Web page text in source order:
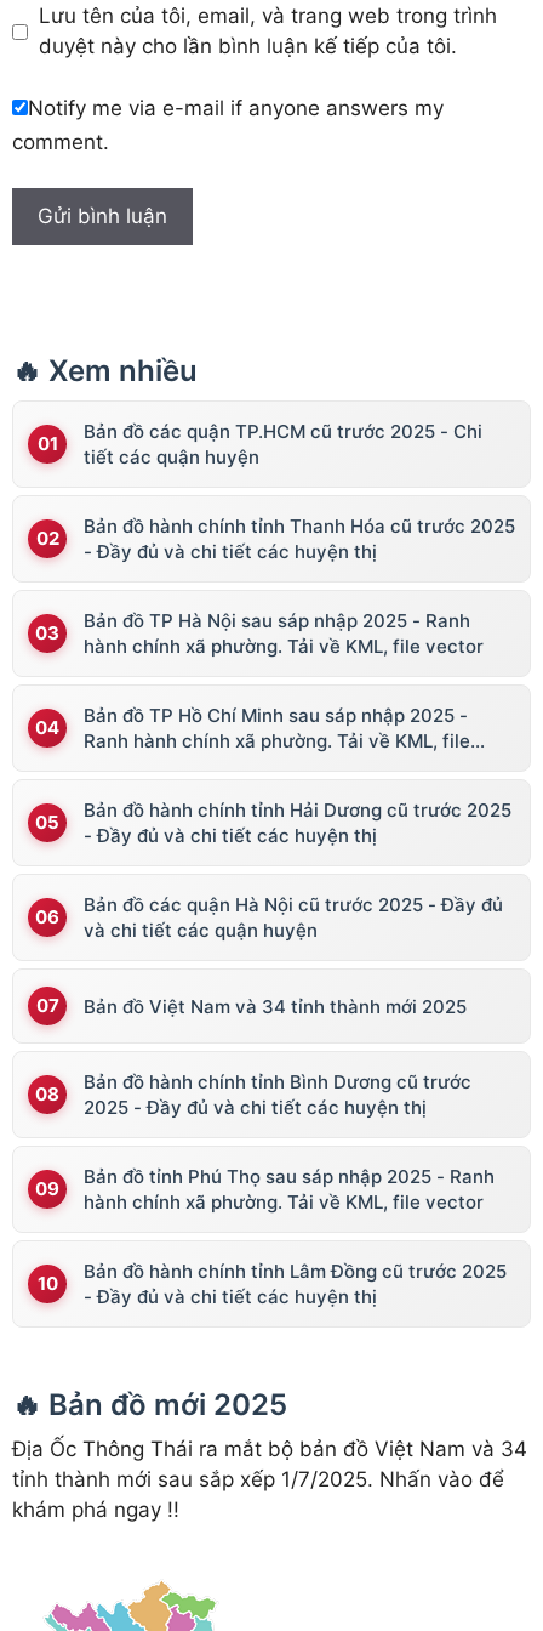
Lưu tên của tôi, email, và trang web trong trình
duyệt này cho lần bình luận kế tiếp của tôi.
Notify me via e-mail if anyone answers my
comment.
🔥 Xem nhiều
Bản đồ các quận TP.HCM cũ trước 2025 - Chi
tiết các quận huyện
Bản đồ hành chính tỉnh Thanh Hóa cũ trước 2025
- Đầy đủ và chi tiết các huyện thị
Bản đồ TP Hà Nội sau sáp nhập 2025 - Ranh
hành chính xã phường. Tải về KML, file vector
Bản đồ TP Hồ Chí Minh sau sáp nhập 2025 -
Ranh hành chính xã phường. Tải về KML, file
Bản đồ hành chính tỉnh Hải Dương cũ trước 2025
- Đầy đủ và chi tiết các huyện thị
Bản đồ các quận Hà Nội cũ trước 2025 - Đầy đủ
và chi tiết các quận huyện
Bản đồ Việt Nam và 34 tỉnh thành mới 2025
Bản đồ hành chính tỉnh Bình Dương cũ trước
2025 - Đầy đủ và chi tiết các huyện thị
Bản đồ tỉnh Phú Thọ sau sáp nhập 2025 - Ranh
hành chính xã phường. Tải về KML, file vector
Bản đồ hành chính tỉnh Lâm Đồng cũ trước 2025
- Đầy đủ và chi tiết các huyện thị
🔥 Bản đồ mới 2025
Địa Ốc Thông Thái ra mắt bộ bản đồ Việt Nam và 34
tỉnh thành mới sau sắp xếp 1/7/2025. Nhấn vào để
khám phá ngay !!